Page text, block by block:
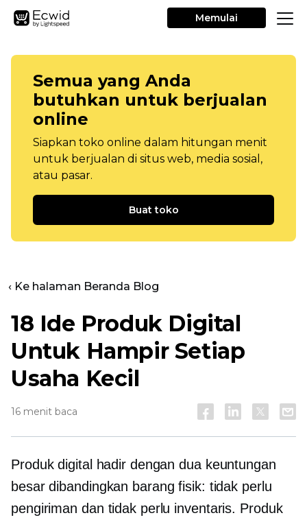
Memulai
Semua yang Anda
butuhkan untuk berjualan
online
Siapkan toko online dalam hitungan menit
untuk berjualan di situs web, media sosial,
atau pasar.
Buat toko
‹ Ke halaman Beranda Blog
18 Ide Produk Digital
Untuk Hampir Setiap
Usaha Kecil
16 menit baca
Produk digital hadir dengan dua keuntungan
besar dibandingkan barang fisik: tidak perlu
pengiriman dan tidak perlu inventaris. Produk